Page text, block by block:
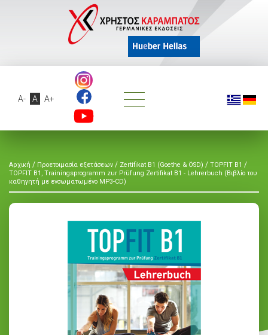
A- A A+
Αρχική / Προετοιμασία εξετάσεων / Zertifikat B1 (Goethe & ÖSD) / TOPFIT B1 /
TOPFIT B1, Trainingsprogramm zur Prüfung Zertifikat B1 - Lehrerbuch (Βιβλίο του
καθηγητή με ενσωματωμένο MP3-CD)